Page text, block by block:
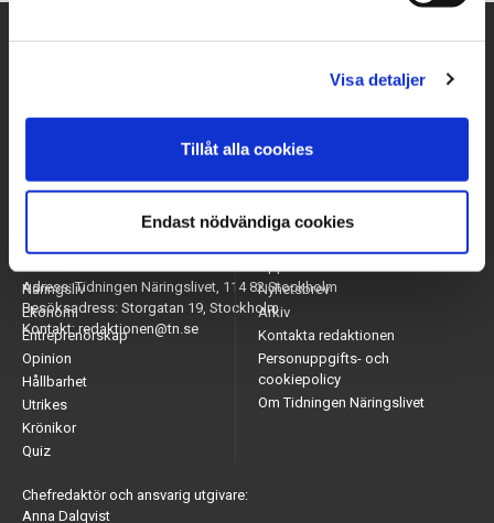
Visa detaljer
Tillåt alla cookies
Endast nödvändiga cookies
Adress: Tidningen Näringslivet, 114 82 Stockholm
Besöksadress: Storgatan 19, Stockholm
Kontakt: redaktionen@tn.se
Näringsliv
Ekonomi
Entreprenörskap
Opinion
Hållbarhet
Utrikes
Krönikor
Quiz
Nyhetsbrev
Arkiv
Kontakta redaktionen
Personuppgifts- och
cookiepolicy
Om Tidningen Näringslivet
Chefredaktör och ansvarig utgivare:
Anna Dalqvist